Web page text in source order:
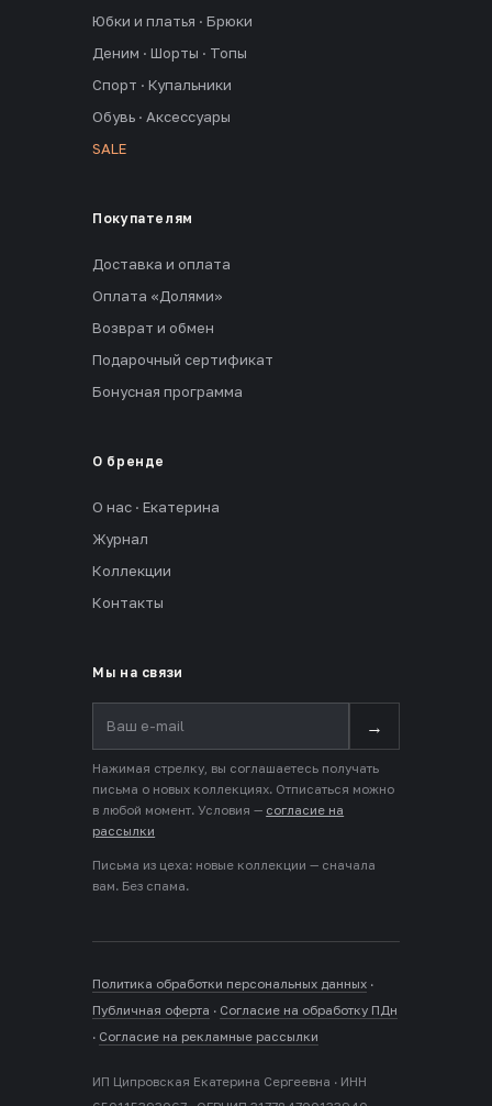
Юбки и платья · Брюки
Деним · Шорты · Топы
Спорт · Купальники
Обувь · Аксессуары
SALE
Покупателям
Доставка и оплата
Оплата «Долями»
Возврат и обмен
Подарочный сертификат
Бонусная программа
О бренде
О нас · Екатерина
Журнал
Коллекции
Контакты
Мы на связи
→
Нажимая стрелку, вы соглашаетесь получать
письма о новых коллекциях. Отписаться можно
в любой момент. Условия — согласие на
рассылки
Письма из цеха: новые коллекции — сначала
вам. Без спама.
Политика обработки персональных данных ·
Публичная оферта · Согласие на обработку ПДн
· Согласие на рекламные рассылки
ИП Ципровская Екатерина Сергеевна · ИНН